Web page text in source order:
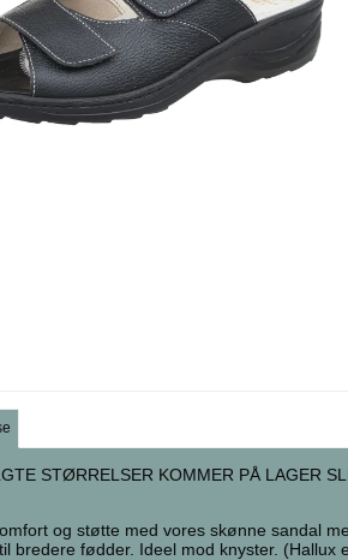
STØRRELSER KOMMER PÅ LAGER
og støtte med vores skønne sandal
bredere fødder. Ideel mod knyster. (Hallux